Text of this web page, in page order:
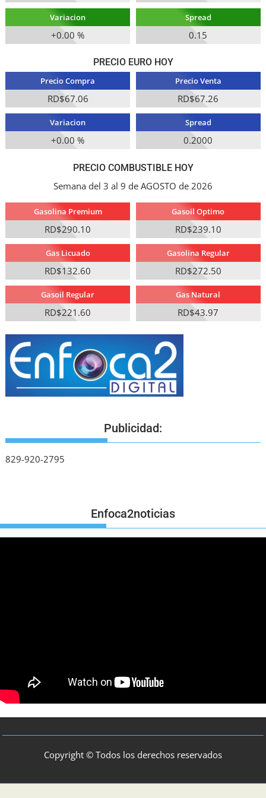
Variacion
+0.00 %
Spread
0.15
PRECIO EURO HOY
Precio Compra
RD$67.06
Precio Venta
RD$67.26
Variacion
+0.00 %
Spread
0.2000
PRECIO COMBUSTIBLE HOY
Semana del 3 al 9 de AGOSTO de 2026
Gasolina Premium
RD$290.10
Gasoil Optimo
RD$239.10
Gas Licuado
RD$132.60
Gasolina Regular
RD$272.50
Gasoil Regular
RD$221.60
Gas Natural
RD$43.97
Publicidad:
829-920-2795
Enfoca2noticias
Copyright © Todos los derechos reservados